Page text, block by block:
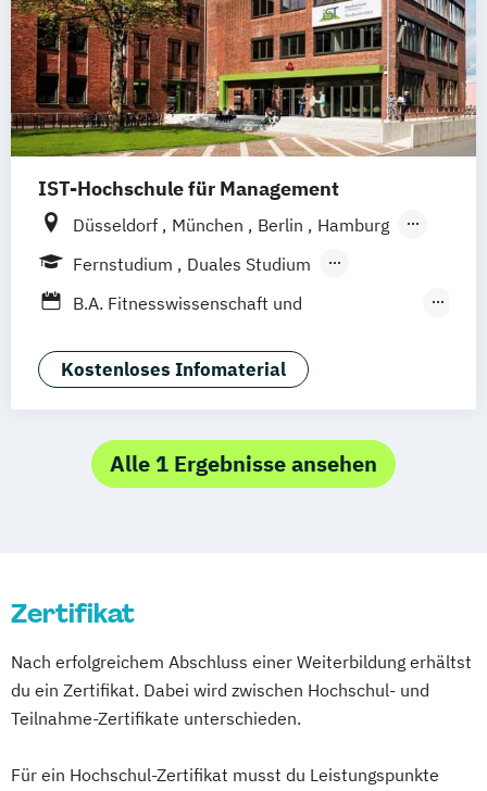
IST-Hochschule für Management
Düsseldorf München Berlin
Hamburg
Weil am Rhein
Frankfurt am Main
Fernstudium
Duales Studium
Fernlehrgang
B.A. Fitnesswissenschaft und
Betriebsökonom (FH)
Business Administration
Digital Transformation Management
Dualer MBA Health Care Management
Fitnessökonom (FH)
Gesundheitsökonom (FH)
Hospitality Controlling & Hotel Asset
Kostenloses Infomaterial
Alle 1 Ergebnisse ansehen
Zertifikat
Nach erfolgreichem Abschluss einer Weiterbildung erhältst
du ein Zertifikat. Dabei wird zwischen Hochschul- und
Teilnahme-Zertifikate unterschieden.
Für ein Hochschul-Zertifikat musst du Leistungspunkte